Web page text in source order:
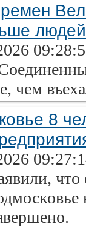
чем
8
что